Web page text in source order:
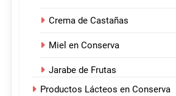
Crema de Castañas
Miel en Conserva
Jarabe de Frutas
Productos Lácteos en Conserva